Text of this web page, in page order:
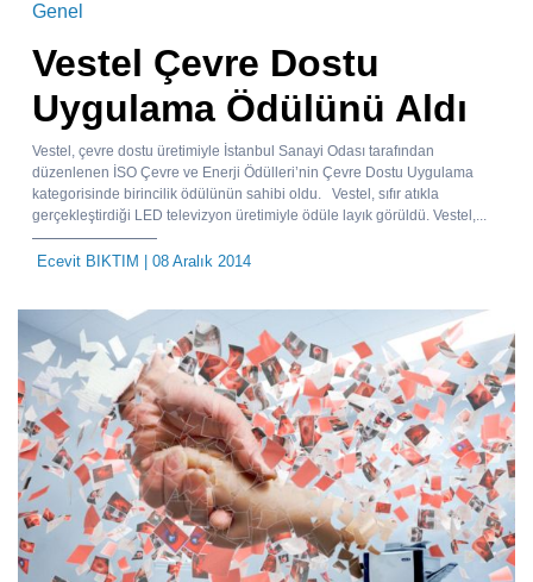
Genel
Vestel Çevre Dostu
Uygulama Ödülünü Aldı
Vestel, çevre dostu üretimiyle İstanbul Sanayi Odası tarafından
düzenlenen İSO Çevre ve Enerji Ödülleri’nin Çevre Dostu Uygulama
kategorisinde birincilik ödülünün sahibi oldu. Vestel, sıfır atıkla
gerçekleştirdiği LED televizyon üretimiyle ödüle layık görüldü. Vestel,...
Ecevit BIKTIM | 08 Aralık 2014